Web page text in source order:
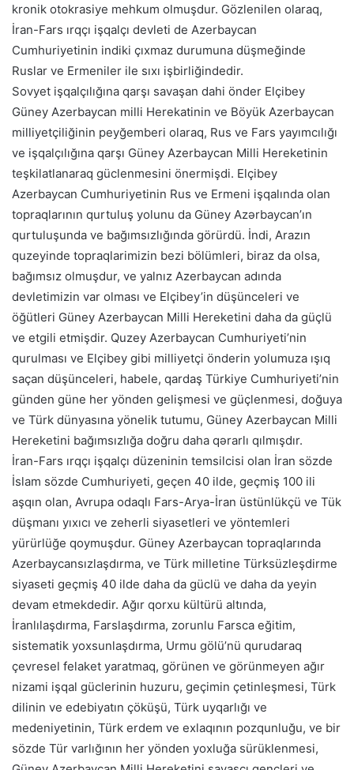
kronik otokrasiye mehkum olmuşdur. Gözlenilen olaraq,
İran-Fars ırqçı işqalçı devleti de Azerbaycan
Cumhuriyetinin indiki çıxmaz durumuna düşmeğinde
Ruslar ve Ermeniler ile sıxı işbirliğindedir.
Sovyet işqalçılığına qarşı savaşan dahi önder Elçibey
Güney Azerbaycan milli Herekatinin ve Böyük Azerbaycan
milliyetçiliğinin peyğemberi olaraq, Rus ve Fars yayımcılığı
ve işqalçılığına qarşı Güney Azerbaycan Milli Hereketinin
teşkilatlanaraq güclenmesini önermişdi. Elçibey
Azerbaycan Cumhuriyetinin Rus ve Ermeni işqalında olan
topraqlarının qurtuluş yolunu da Güney Azərbaycan’ın
qurtuluşunda ve bağımsızlığında görürdü. İndi, Arazın
quzeyinde topraqlarimizin bezi bölümleri, biraz da olsa,
bağımsız olmuşdur, ve yalnız Azerbaycan adında
devletimizin var olması ve Elçibey’in düşünceleri ve
öğütleri Güney Azerbaycan Milli Hereketini daha da güçlü
ve etgili etmişdir. Quzey Azerbaycan Cumhuriyeti’nin
qurulması ve Elçibey gibi milliyetçi önderin yolumuza ışıq
saçan düşünceleri, habele, qardaş Türkiye Cumhuriyeti’nin
günden güne her yönden gelişmesi ve güçlenmesi, doğuya
ve Türk dünyasına yönelik tutumu, Güney Azerbaycan Milli
Hereketini bağımsızlığa doğru daha qərarlı qılmışdır.
İran-Fars ırqçı işqalçı düzeninin temsilcisi olan İran sözde
İslam sözde Cumhuriyeti, geçen 40 ilde, geçmiş 100 ili
aşqın olan, Avrupa odaqlı Fars-Arya-İran üstünlükçü ve Tük
düşmanı yıxıcı ve zeherli siyasetleri ve yöntemleri
yürürlüğe qoymuşdur. Güney Azerbaycan topraqlarında
Azerbaycansızlaşdırma, ve Türk milletine Türksüzleşdirme
siyaseti geçmiş 40 ilde daha da güclü ve daha da yeyin
devam etmekdedir. Ağır qorxu kültürü altında,
İranlılaşdırma, Farslaşdırma, zorunlu Farsca eğitim,
sistematik yoxsunlaşdırma, Urmu gölü’nü qurudaraq
çevresel felaket yaratmaq, görünen ve görünmeyen ağır
nizami işqal güclerinin huzuru, geçimin çetinleşmesi, Türk
dilinin ve edebiyatın çöküşü, Türk uyqarlığı ve
medeniyetinin, Türk erdem ve exlaqının pozqunluğu, ve bir
sözde Tür varlığının her yönden yoxluğa sürüklenmesi,